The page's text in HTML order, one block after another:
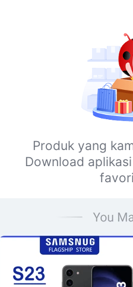
Produk yang
Download